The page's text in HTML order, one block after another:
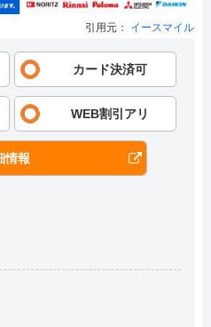
引用元： イースマイル
カード決済可
WEB割引アリ
情報